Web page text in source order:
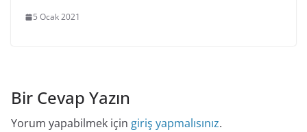
5 Ocak 2021
Bir Cevap Yazın
Yorum yapabilmek için giriş yapmalısınız.